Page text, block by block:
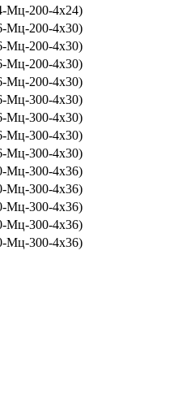
Мц-200-4х24)
Мц-200-4х30)
Мц-200-4х30)
Мц-200-4х30)
Мц-200-4х30)
Мц-300-4х30)
Мц-300-4х30)
Мц-300-4х30)
Мц-300-4х30)
Мц-300-4х36)
Мц-300-4х36)
Мц-300-4х36)
Мц-300-4х36)
Мц-300-4х36)